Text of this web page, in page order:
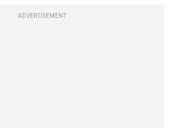
ADVERTISEMENT